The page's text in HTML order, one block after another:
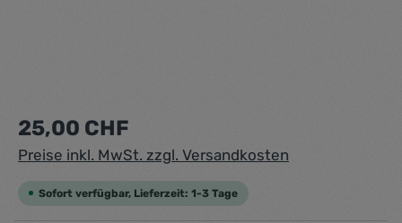
Regulärer Preis:
25,00 CHF
Preise inkl. MwSt. zzgl. Versandkosten
Sofort verfügbar, Lieferzeit: 1-3 Tage